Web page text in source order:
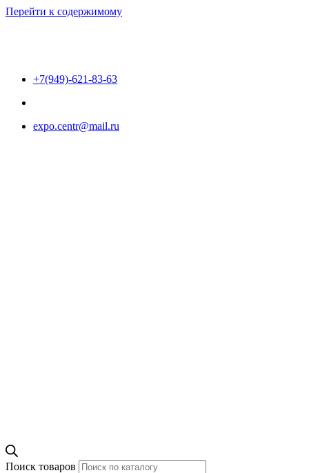
Перейти к содержимому
+7(949)-621-83-63
expo.centr@mail.ru
Поиск товаров